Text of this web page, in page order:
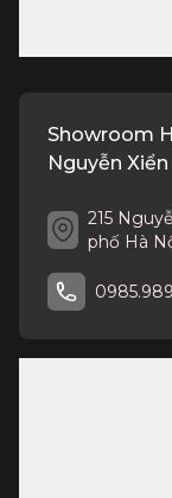
Showroom
Nguyễn Xiển
215
phố Hà